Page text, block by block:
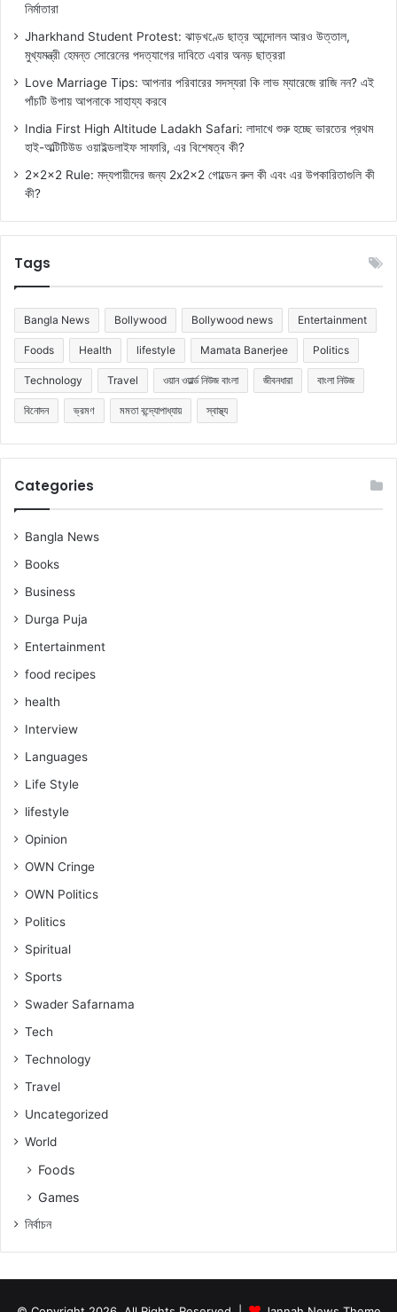
নির্মাতারা
Jharkhand Student Protest: ঝাড়খণ্ডে ছাত্র আন্দোলন আরও উত্তাল,
মুখ্যমন্ত্রী হেমন্ত সোরেনের পদত্যাগের দাবিতে এবার অনড় ছাত্ররা
Love Marriage Tips: আপনার পরিবারের সদস্যরা কি লাভ ম্যারেজে রাজি নন? এই
পাঁচটি উপায় আপনাকে সাহায্য করবে
India First High Altitude Ladakh Safari: লাদাখে শুরু হচ্ছে ভারতের প্রথম
হাই-অল্টিটিউড ওয়াইল্ডলাইফ সাফারি, এর বিশেষত্ব কী?
2x2x2 Rule: মদ্যপায়ীদের জন্য 2x2x2 গোল্ডেন রুল কী এবং এর উপকারিতাগুলি কী
কী?
Tags
Bangla News Bollywood Bollywood news Entertainment
Foods Health lifestyle Mamata Banerjee Politics
Technology Travel ওয়ান ওয়ার্ল্ড নিউজ বাংলা জীবনধারা বাংলা নিউজ
বিনোদন ভ্রমণ মমতা বন্দ্যোপাধ্যায় স্বাস্থ্য
Categories
Bangla News
Books
Business
Durga Puja
Entertainment
food recipes
health
Interview
Languages
Life Style
lifestyle
Opinion
OWN Cringe
OWN Politics
Politics
Spiritual
Sports
Swader Safarnama
Tech
Technology
Travel
Uncategorized
World
Foods
Games
নিৰ্বাচন